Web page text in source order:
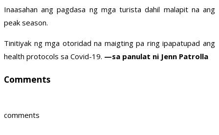
Inaasahan ang pagdasa ng mga turista dahil malapit na ang
peak season.
Tinitiyak ng mga otoridad na maigting pa ring ipapatupad ang
health protocols sa Covid-19. —sa panulat ni Jenn Patrolla
Comments
comments